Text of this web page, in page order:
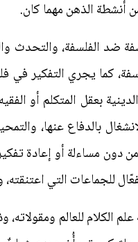
الذهن مهما كان.
ضد الفلسفة، والتحدث
كما يجري التفكير في
بعقل المتكلم أو
بالدفاع عنها،
دون مساءلة أو إعادة
للجماعات التي
علم الكلام للعالم